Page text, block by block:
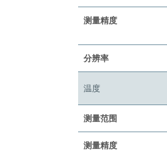
测量精度
分辨率
温度
测量范围
测量精度